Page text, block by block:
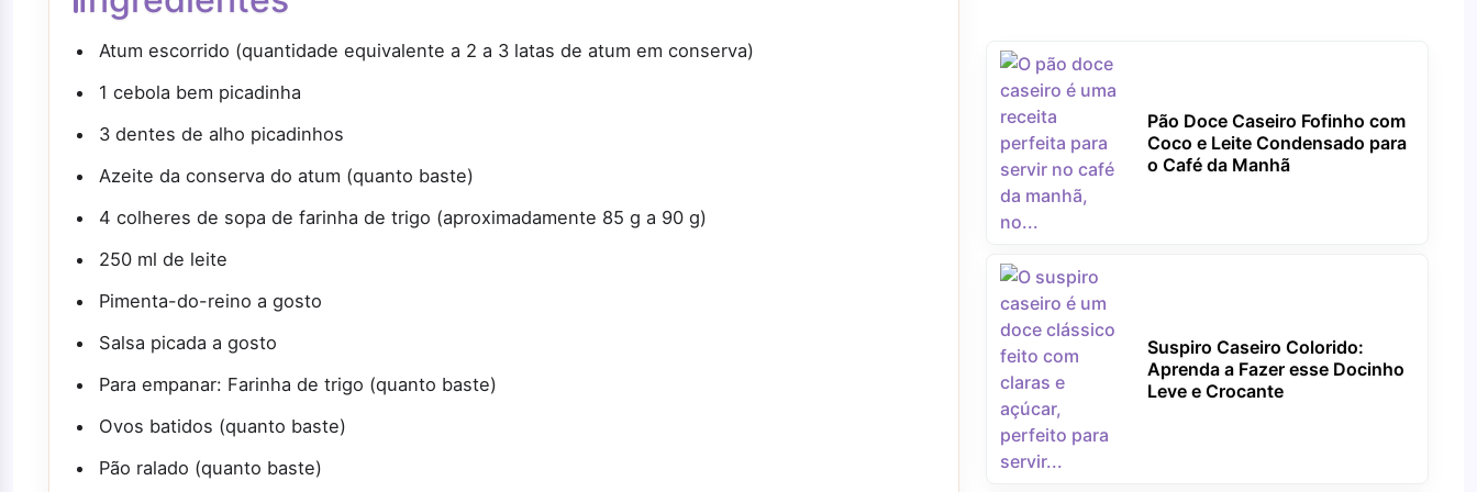
Atum escorrido (quantidade equivalente a 2 a 3 latas de atum em conserva)
1 cebola bem picadinha
3 dentes de alho picadinhos
Azeite da conserva do atum (quanto baste)
4 colheres de sopa de farinha de trigo (aproximadamente 85 g a 90 g)
250 ml de leite
Pimenta-do-reino a gosto
Salsa picada a gosto
Para empanar: Farinha de trigo (quanto baste)
Ovos batidos (quanto baste)
Pão ralado (quanto baste)
Pão Doce Caseiro Fofinho com
Coco e Leite Condensado para
o Café da Manhã
Suspiro Caseiro Colorido:
Aprenda a Fazer esse Docinho
Leve e Crocante